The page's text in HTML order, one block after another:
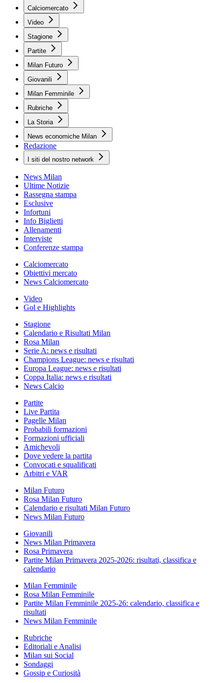
Calciomercato
Video
Stagione
Partite
Milan Futuro
Giovanili
Milan Femminile
Rubriche
La Storia
News economiche Milan
Redazione
I siti del nostro network
News Milan
Ultime Notizie
Rassegna stampa
Esclusive
Infortuni
Info Biglietti
Allenamenti
Interviste
Conferenze stampa
Calciomercato
Obiettivi mercato
News Calciomercato
Video
Gol e Highlights
Stagione
Calendario e Risultati Milan
Rosa Milan
Serie A: news e risultati
Champions League: news e risultati
Europa League: news e risultati
Coppa Italia: news e risultati
News Calcio
Partite
Live Partita
Pagelle Milan
Probabili formazioni
Formazioni ufficiali
Amichevoli
Dove vedere la partita
Convocati e squalificati
Arbitri e VAR
Milan Futuro
Rosa Milan Futuro
Calendario e risultati Milan Futuro
News Milan Futuro
Giovanili
News Milan Primavera
Rosa Primavera
Partite Milan Primavera 2025-2026: risultati, classifica e
calendario
Milan Femminile
Rosa Milan Femminile
Partite Milan Femminile 2025-26: calendario, classifica e
risultati
News Milan Femminile
Rubriche
Editoriali e Analisi
Milan sui Social
Sondaggi
Gossip e Curiosità